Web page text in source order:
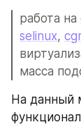
работа на
selinux,
масса
На данный